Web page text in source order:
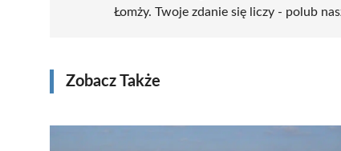
Łomży. Twoje zdanie się liczy - polub
Zobacz Także